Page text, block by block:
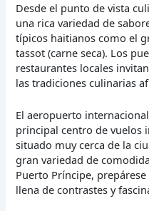
Desde el punto de vista
una rica variedad de
típicos haitianos como el
tassot (carne seca). Los
restaurantes locales
las tradiciones culinarias
El aeropuerto
principal centro de vuelos
situado muy cerca de la
gran variedad de
Puerto Príncipe,
llena de contrastes y